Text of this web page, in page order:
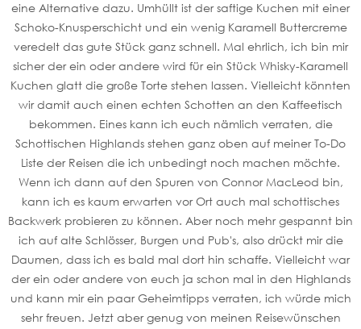
eine Alternative dazu. Umhüllt ist der saftige Kuchen mit einer
Schoko-Knusperschicht und ein wenig Karamell Buttercreme
veredelt das gute Stück ganz schnell. Mal ehrlich, ich bin mir
sicher der ein oder andere wird für ein Stück Whisky-Karamell
Kuchen glatt die große Torte stehen lassen. Vielleicht könnten
wir damit auch einen echten Schotten an den Kaffeetisch
bekommen. Eines kann ich euch nämlich verraten, die
Schottischen Highlands stehen ganz oben auf meiner To-Do
Liste der Reisen die ich unbedingt noch machen möchte.
Wenn ich dann auf den Spuren von Connor MacLeod bin,
kann ich es kaum erwarten vor Ort auch mal schottisches
Backwerk probieren zu können. Aber noch mehr gespannt bin
ich auf alte Schlösser, Burgen und Pub's, also drückt mir die
Daumen, dass ich es bald mal dort hin schaffe. Vielleicht war
der ein oder andere von euch ja schon mal in den Highlands
und kann mir ein paar Geheimtipps verraten, ich würde mich
sehr freuen. Jetzt aber genug von meinen Reisewünschen